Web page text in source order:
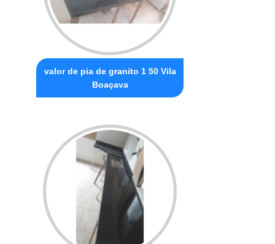
valor de pia de granito 1 50 Vila
Boaçava